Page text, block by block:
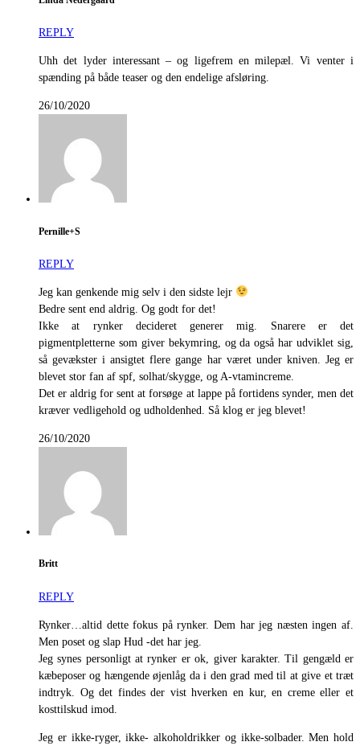
REPLY
Uhh det lyder interessant – og ligefrem en milepæl. Vi venter i
spænding på både teaser og den endelige afsløring.
26/10/2020
Pernille+S
REPLY
Jeg kan genkende mig selv i den sidste lejr
Bedre sent end aldrig. Og godt for det!
Ikke at rynker decideret generer mig. Snarere er det
pigmentpletterne som giver bekymring, og da også har udviklet sig,
så gevækster i ansigtet flere gange har været under kniven. Jeg er
blevet stor fan af spf, solhat/skygge, og A-vtamincreme.
Det er aldrig for sent at forsøge at lappe på fortidens synder, men det
kræver vedligehold og udholdenhed. Så klog er jeg blevet!
26/10/2020
Britt
REPLY
Rynker…altid dette fokus på rynker. Dem har jeg næsten ingen af.
Men poset og slap Hud -det har jeg.
Jeg synes personligt at rynker er ok, giver karakter. Til gengæld er
kæbeposer og hængende øjenlåg da i den grad med til at give et træt
indtryk. Og det findes der vist hverken en kur, en creme eller et
kosttilskud imod.
Jeg er ikke-ryger, ikke- alkoholdrikker og ikke-solbader. Men hold